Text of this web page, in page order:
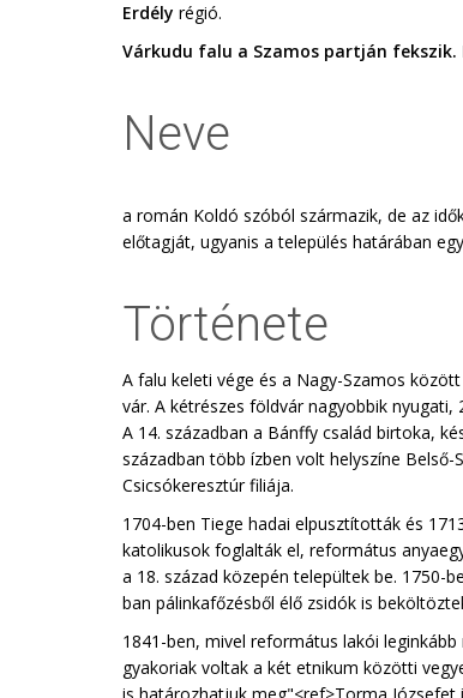
Erdély régió.
Várkudu falu a Szamos partján
Neve
a román Koldó szóból származik, de az
előtagját, ugyanis a település határában
Története
A falu keleti vége és a Nagy-Szamos
vár. A kétrészes földvár nagyobbik
A 14. században a Bánffy család birtoka,
században több ízben volt helyszíne
Csicsókeresztúr filiája.
1704-ben Tiege hadai elpusztították és
katolikusok foglalták el, református
a 18. század közepén települtek be. 1750-
ban pálinkafőzésből élő zsidók is
1841-ben, mivel református lakói
gyakoriak voltak a két etnikum közötti